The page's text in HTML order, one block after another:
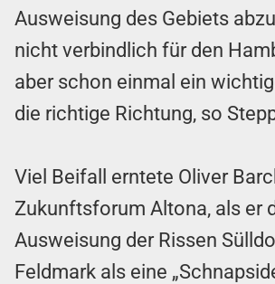
Ausweisung des Gebiets
nicht verbindlich für den
aber schon einmal ein
die richtige Richtung, so
Viel Beifall erntete Oliver
Zukunftsforum Altona, als er
Ausweisung der Rissen
Feldmark als eine